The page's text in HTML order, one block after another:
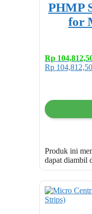
PHMP
for
Rp
Rp
Produk ini
dapat diambil